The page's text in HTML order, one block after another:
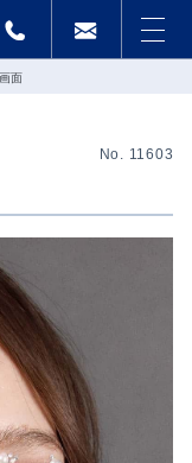
面
No. 11603